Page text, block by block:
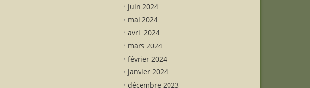
juin 2024
mai 2024
avril 2024
mars 2024
février 2024
janvier 2024
décembre 2023